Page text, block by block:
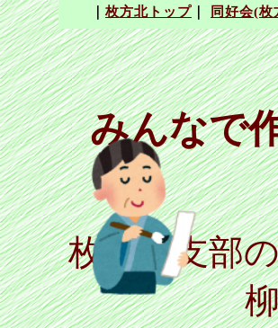
みんなで
枚方北支部